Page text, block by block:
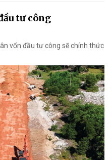
tư công
vốn đầu tư công sẽ chính thức